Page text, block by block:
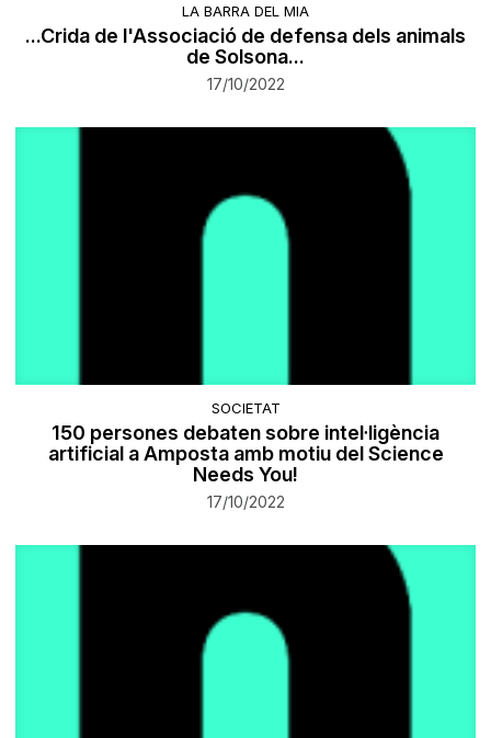
LA BARRA DEL MIA
...Crida de l'Associació de defensa dels animals
de Solsona...
17/10/2022
SOCIETAT
150 persones debaten sobre intel·ligència
artificial a Amposta amb motiu del Science
Needs You!
17/10/2022